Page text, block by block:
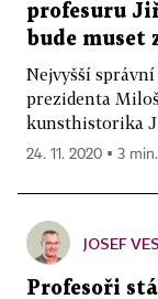
profesuru
bude muset
Nejvyšší
prezidenta
kunsthistorika
24. 11. 2020 ▪ 3
JOSEF
Profesoři